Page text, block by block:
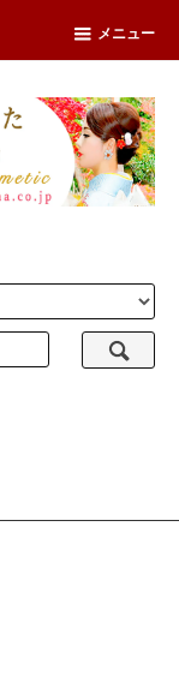
メニュー